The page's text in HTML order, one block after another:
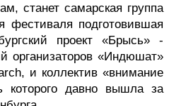
станет самарская группа
фестиваля подготовившая
проект «Брысь» -
организаторов «Индюшат»
и коллектив «внимание
которого давно вышла за